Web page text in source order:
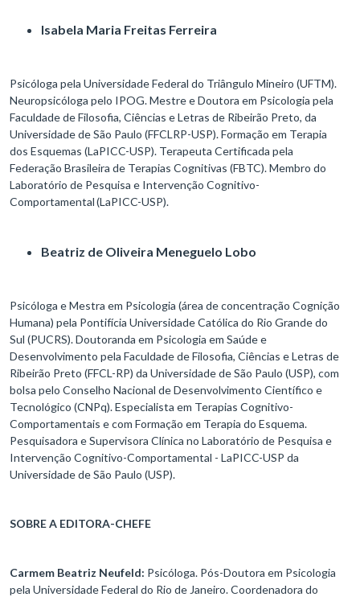
Isabela Maria Freitas Ferreira
Psicóloga pela Universidade Federal do Triângulo Mineiro (UFTM).
Neuropsicóloga pelo IPOG. Mestre e Doutora em Psicologia pela
Faculdade de Filosofia, Ciências e Letras de Ribeirão Preto, da
Universidade de São Paulo (FFCLRP-USP). Formação em Terapia
dos Esquemas (LaPICC-USP). Terapeuta Certificada pela
Federação Brasileira de Terapias Cognitivas (FBTC). Membro do
Laboratório de Pesquisa e Intervenção Cognitivo-
Comportamental (LaPICC-USP).
Beatriz de Oliveira Meneguelo Lobo
Psicóloga e Mestra em Psicologia (área de concentração Cognição
Humana) pela Pontifícia Universidade Católica do Rio Grande do
Sul (PUCRS). Doutoranda em Psicologia em Saúde e
Desenvolvimento pela Faculdade de Filosofia, Ciências e Letras de
Ribeirão Preto (FFCL-RP) da Universidade de São Paulo (USP), com
bolsa pelo Conselho Nacional de Desenvolvimento Científico e
Tecnológico (CNPq). Especialista em Terapias Cognitivo-
Comportamentais e com Formação em Terapia do Esquema.
Pesquisadora e Supervisora Clínica no Laboratório de Pesquisa e
Intervenção Cognitivo-Comportamental - LaPICC-USP da
Universidade de São Paulo (USP).
SOBRE A EDITORA-CHEFE
Carmem Beatriz Neufeld: Psicóloga. Pós-Doutora em Psicologia
pela Universidade Federal do Rio de Janeiro. Coordenadora do